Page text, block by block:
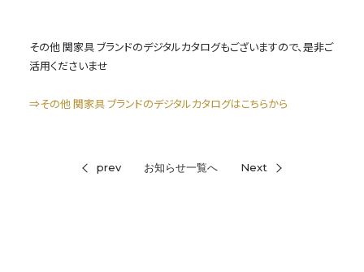
その他 関家具 ブランドのデジタルカタログもございますので、是非ご
活用くださいませ
⇒その他 関家具 ブランドのデジタルカタログはこちらから
prev お知らせ一覧へ Next